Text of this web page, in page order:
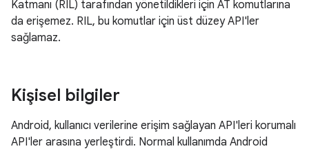
Katmanı (RIL) tarafından yönetildikleri için AT komutlarına
da erişemez. RIL, bu komutlar için üst düzey API'ler
sağlamaz.
Kişisel bilgiler
Android, kullanıcı verilerine erişim sağlayan API'leri korumalı
API'ler arasına yerleştirdi. Normal kullanımda Android